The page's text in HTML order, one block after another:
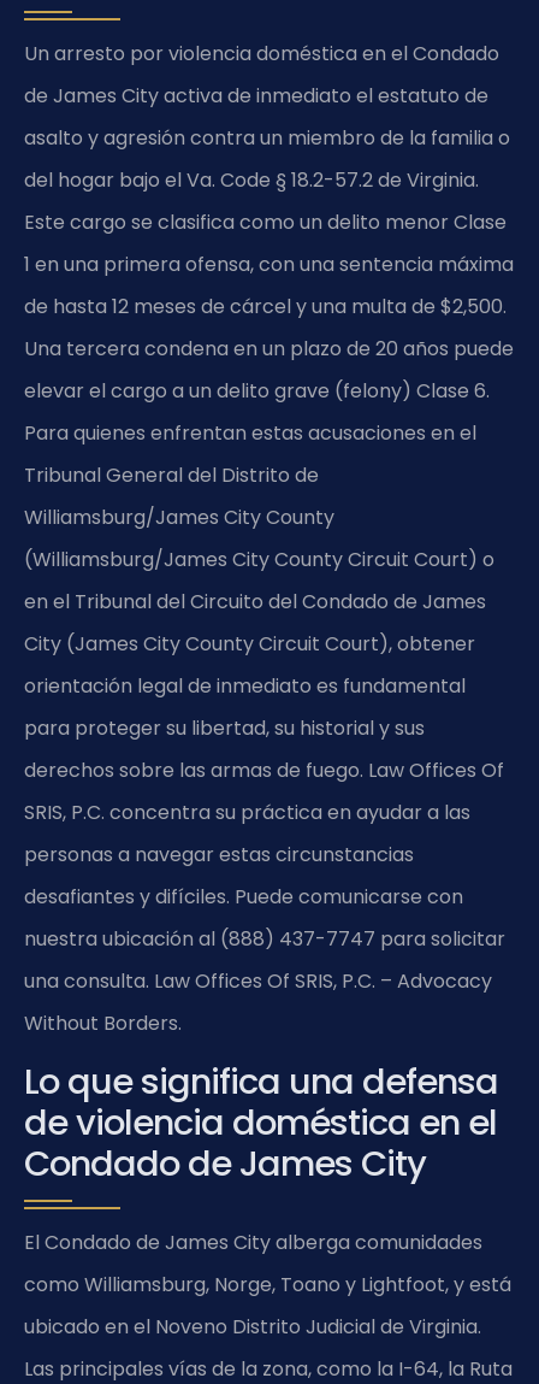
Un arresto por violencia doméstica en el Condado
de James City activa de inmediato el estatuto de
asalto y agresión contra un miembro de la familia o
del hogar bajo el Va. Code § 18.2-57.2 de Virginia.
Este cargo se clasifica como un delito menor Clase
1 en una primera ofensa, con una sentencia máxima
de hasta 12 meses de cárcel y una multa de $2,500.
Una tercera condena en un plazo de 20 años puede
elevar el cargo a un delito grave (felony) Clase 6.
Para quienes enfrentan estas acusaciones en el
Tribunal General del Distrito de
Williamsburg/James City County
(Williamsburg/James City County Circuit Court) o
en el Tribunal del Circuito del Condado de James
City (James City County Circuit Court), obtener
orientación legal de inmediato es fundamental
para proteger su libertad, su historial y sus
derechos sobre las armas de fuego. Law Offices Of
SRIS, P.C. concentra su práctica en ayudar a las
personas a navegar estas circunstancias
desafiantes y difíciles. Puede comunicarse con
nuestra ubicación al (888) 437-7747 para solicitar
una consulta. Law Offices Of SRIS, P.C. – Advocacy
Without Borders.
Lo que significa una defensa
de violencia doméstica en el
Condado de James City
El Condado de James City alberga comunidades
como Williamsburg, Norge, Toano y Lightfoot, y está
ubicado en el Noveno Distrito Judicial de Virginia.
Las principales vías de la zona, como la I-64, la Ruta